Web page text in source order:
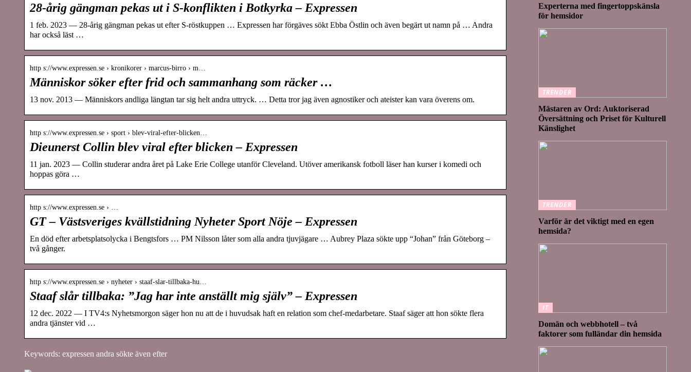
28-årig gängman pekas ut i S-konflikten i Botkyrka – Expressen
1 feb. 2023 — 28-årig gängman pekas ut efter S-röstkuppen … Expressen har förgäves sökt Ebba Östlin och även begärt ut namn på … Andra
har också läst …
http s://www.expressen.se › kronikorer › marcus-birro › m…
Människor söker efter frid och sammanhang som räcker …
13 nov. 2013 — Människors andliga längtan tar sig helt andra uttryck. … Detta tror jag även agnostiker och ateister kan vara överens om.
http s://www.expressen.se › sport › blev-viral-efter-blicken…
Dieunerst Collin blev viral efter blicken – Expressen
11 jan. 2023 — Collin studerar andra året på Lake Erie College utanför Cleveland. Utöver amerikansk fotboll läser han kurser i komedi och
hoppas göra …
http s://www.expressen.se › …
GT – Västsveriges kvällstidning Nyheter Sport Nöje – Expressen
En död efter arbetsplatsolycka i Bengtsfors … PM Nilsson låter som alla andra tjuvjägare … Aubrey Plaza sökte upp “Johan” från Göteborg –
två gånger.
http s://www.expressen.se › nyheter › staaf-slar-tillbaka-hu…
Staaf slår tillbaka: ”Jag har inte anställt mig själv” – Expressen
12 dec. 2022 — I TV4:s Nyhetsmorgon säger hon nu att de i huvudsak haft en relation som chef-medarbetare. Staaf säger att hon sökte flera
andra tjänster vid …
Keywords: expressen andra sökte även efter
Experterna med fingertoppskänsla
för hemsidor
TRENDER
Mästaren av Ord: Auktoriserad
Översättning och Priset för Kulturell
Känslighet
TRENDER
Varför är det viktigt med en egen
hemsida?
IT
Domän och webbhotell – två
faktorer som fulländar din hemsida